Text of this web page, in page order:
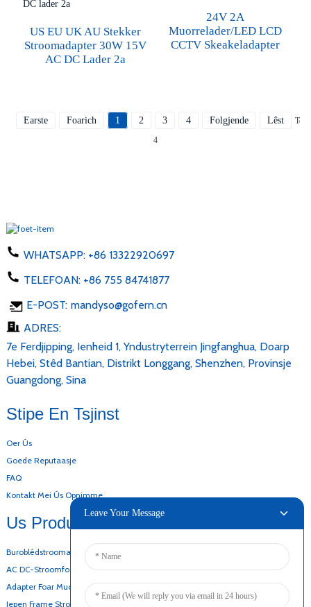
US EU UK AU Stekker
Stroomadapter 30W 15V
AC DC Lader 2a
24V 2A
Muorrelader/LED LCD
CCTV Skeakeladapter
Earste Foarich 1 2 3 4 Folgjende Lêst
4
WHATSAPP: +86 13322920697
TELEFOAN: +86 755 84741877
E-POST: mandyso@gofern.cn
ADRES:
7e Ferdjipping, Ienheid 1, Yndustryterrein Jingfanghua, Doarp
Hebei, Stêd Bantian, Distrikt Longgang, Shenzhen, Provinsje
Guangdong, Sina
Stipe En Tsjinst
Oer Ús
Goede Reputaasje
FAQ
Kontakt Mei Ús Opnimme
Us Produkten
Buroblêdstroomadapter
AC DC-Stroomfoarsjenning
Adapter Foar Muorrebefestiging
Iepen Frame Stroomfoarsjenning
Leave Your Message